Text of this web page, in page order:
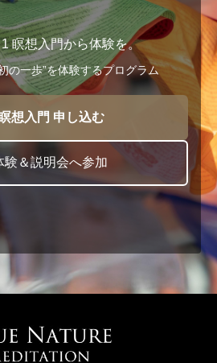
瞑想入門から体験を。
の一歩”を体験するプログラム
想入門 申し込む
験＆説明会へ参加